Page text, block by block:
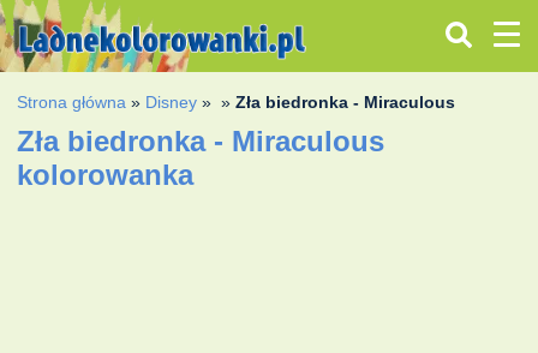
Strona główna » Disney » »Zła biedronka - Miraculous
Zła biedronka - Miraculous
kolorowanka